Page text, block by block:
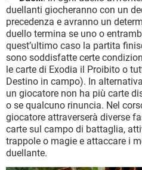
duellanti giocheranno con un
precedenza e avranno un
duello termina se uno o
quest’ultimo caso la partita
sono soddisfatte certe
le carte di Exodia il Proibito o
Destino in campo). In
un giocatore non ha più carte
o se qualcuno rinuncia. Nel
giocatore attraverserà diverse
carte sul campo di battaglia,
trappole o magie e attaccare i
duellante.